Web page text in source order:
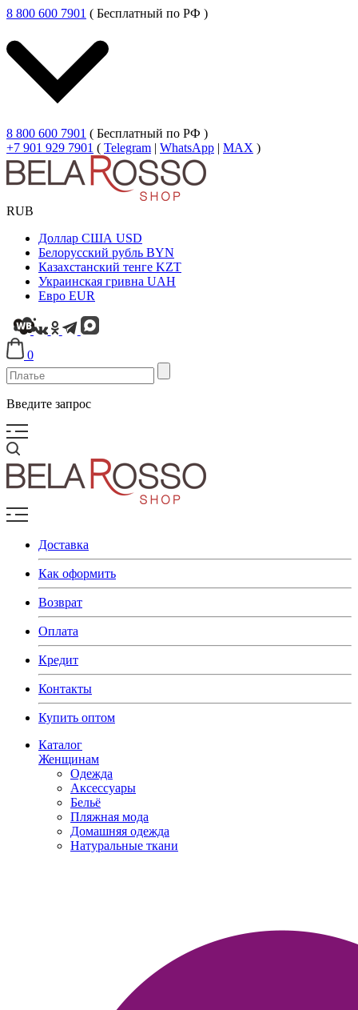
8 800 600 7901 ( Бесплатный по РФ )
8 800 600 7901 ( Бесплатный по РФ )
+7 901 929 7901 ( Telegram | WhatsApp | MAX )
RUB
Доллар США USD
Белорусский рубль BYN
Казахстанский тенге KZT
Украинская гривна UAH
Евро EUR
0
Введите запрос
Доставка
Как оформить
Возврат
Оплата
Кредит
Контакты
Купить оптом
Каталог
Женщинам
Одежда
Аксессуары
Бельё
Пляжная мода
Домашняя одежда
Натуральные ткани